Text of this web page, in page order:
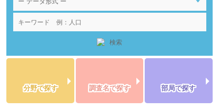
分野で探す 調査名で探す 部局で探す